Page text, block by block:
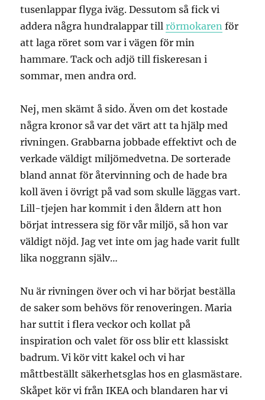
tusenlappar flyga iväg. Dessutom så fick vi
addera några hundralappar tillrörmokaren för
att laga röret som var i vägen för min
hammare. Tack och adjö till fiskeresan i
sommar, men andra ord.
Nej, men skämt å sido. Även om det kostade
några kronor så var det värt att ta hjälp med
rivningen. Grabbarna jobbade effektivt och de
verkade väldigt miljömedvetna. De sorterade
bland annat för återvinning och de hade bra
koll även i övrigt på vad som skulle läggas vart.
Lill-tjejen har kommit i den åldern att hon
börjat intressera sig för vår miljö, så hon var
väldigt nöjd. Jag vet inte om jag hade varit fullt
lika noggrann själv…
Nu är rivningen över och vi har börjat beställa
de saker som behövs för renoveringen. Maria
har suttit i flera veckor och kollat på
inspiration och valet för oss blir ett klassiskt
badrum. Vi kör vitt kakel och vi har
måttbeställt säkerhetsglas hos en glasmästare.
Skåpet kör vi från IKEA och blandaren har vi